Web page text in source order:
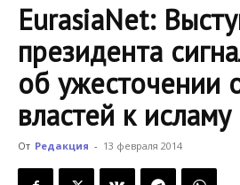
Новости
Кыргызстана
EurasiaNet:
президента
об ужесточении
властей к исламу
От Редакция - 13 февраля 2014